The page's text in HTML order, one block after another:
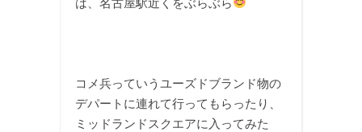
コメ兵っていうユーズドブランド物の
デパートに連れて行ってもらったり、
ミッドランドスクエアに入ってみた